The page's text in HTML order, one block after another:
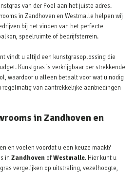
van der Poel aan het juiste adres.
in Zandhoven en Westmalle helpen wij
bij het vinden van het perfecte
speelruimte of bedrijfsterrein.
vindt u altijd een kunstgrasoplossing die
Kunstgras is verkrijgbaar per strekkende
waardoor u alleen betaalt voor wat u nodig
regelmatig van aantrekkelijke aanbiedingen
in Zandhoven en
en voelen voordat u een keuze maakt?
in Zandhoven ofWestmalle. Hier kunt u
vergelijken op uitstraling, vezelhoogte,